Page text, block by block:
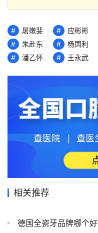
屠嫩斐 应彬彬
朱赴东
杨国利
潘乙怀
王永武
相关推荐
德国全瓷牙品牌哪个好？德国品